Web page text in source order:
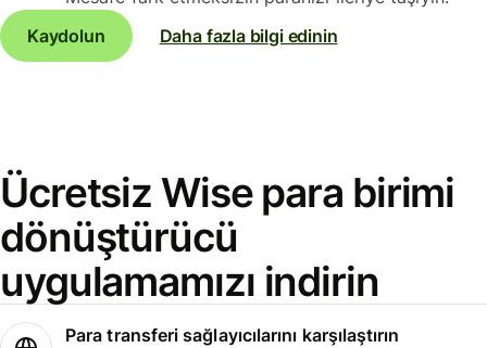
Kaydolun
Daha fazla bilgi edinin
Ücretsiz Wise para birimi
dönüştürücü
uygulamamızı indirin
Para transferi sağlayıcılarını karşılaştırın